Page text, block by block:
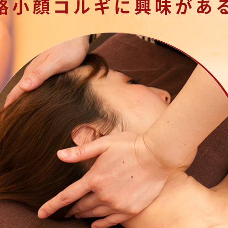
小顔コルギに興味があ